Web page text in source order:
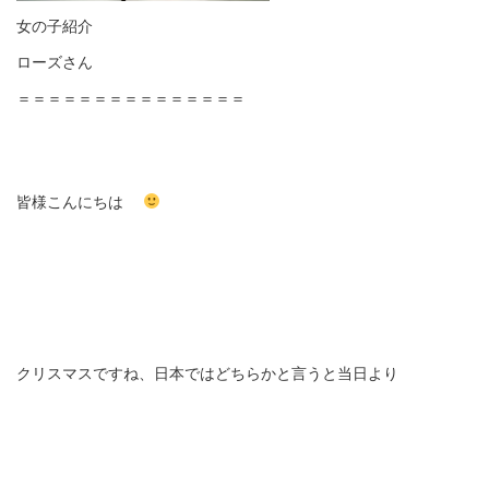
女の子紹介
ローズさん
＝＝＝＝＝＝＝＝＝＝＝＝＝＝＝
皆様こんにちは
クリスマスですね、日本ではどちらかと言うと当日より